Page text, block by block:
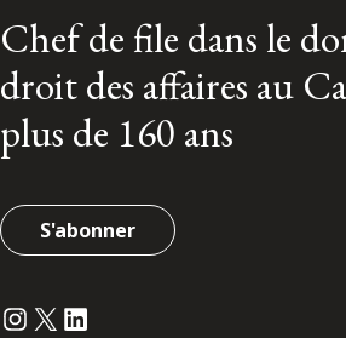
Chef de file dans le
droit des affaires au
plus de 160 ans
S'abonner
Instagram
Twitter
LinkedIn